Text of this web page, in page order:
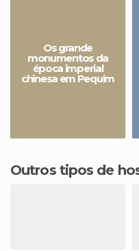
Os grande
monumentos da
época imperial
chinesa em Pequim
Outros tipos de